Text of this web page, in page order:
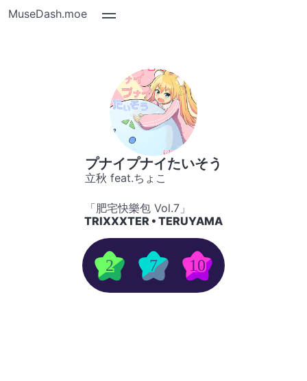
MuseDash.moe
プナイプナイたいそう
立秋 feat.ちょこ
「肥宅快樂包 Vol.7」
TRIXXXTER • TERUYAMA
2 7 10